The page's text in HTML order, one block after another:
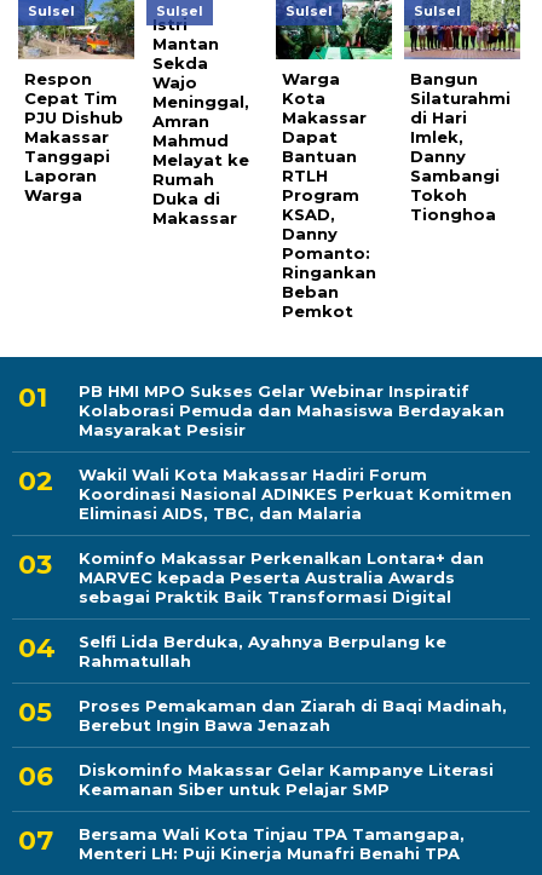
Sulsel
Respon
Cepat Tim
PJU Dishub
Makassar
Tanggapi
Laporan
Warga
Sulsel
Istri
Mantan
Sekda
Wajo
Meninggal,
Amran
Mahmud
Melayat ke
Rumah
Duka di
Makassar
Sulsel
Warga
Kota
Makassar
Dapat
Bantuan
RTLH
Program
KSAD,
Danny
Pomanto:
Ringankan
Beban
Pemkot
Sulsel
Bangun
Silaturahmi
di Hari
Imlek,
Danny
Sambangi
Tokoh
Tionghoa
PB HMI MPO Sukses Gelar Webinar Inspiratif
Kolaborasi Pemuda dan Mahasiswa Berdayakan
Masyarakat Pesisir
Wakil Wali Kota Makassar Hadiri Forum
Koordinasi Nasional ADINKES Perkuat Komitmen
Eliminasi AIDS, TBC, dan Malaria
Kominfo Makassar Perkenalkan Lontara+ dan
MARVEC kepada Peserta Australia Awards
sebagai Praktik Baik Transformasi Digital
Selfi Lida Berduka, Ayahnya Berpulang ke
Rahmatullah
Proses Pemakaman dan Ziarah di Baqi Madinah,
Berebut Ingin Bawa Jenazah
Diskominfo Makassar Gelar Kampanye Literasi
Keamanan Siber untuk Pelajar SMP
Bersama Wali Kota Tinjau TPA Tamangapa,
Menteri LH: Puji Kinerja Munafri Benahi TPA